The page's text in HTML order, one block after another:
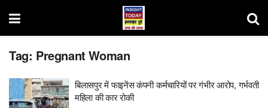
Tag: Pregnant Woman
बिलासपुर में फाइनेंस कंपनी कर्मचारियों पर गंभीर आरोप, गर्भवती
महिला की कार रोकी